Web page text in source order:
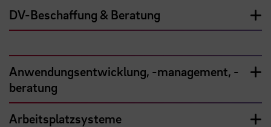
DV-Beschaffung & Beratung
Anwendungsentwicklung, -management, -
beratung
Arbeitsplatzsysteme